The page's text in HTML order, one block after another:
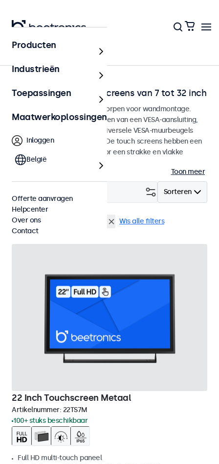
Home
Wandmontage touchscreens van 7 tot 32 inch
Touchscreen monitoren ontworpen voor wandmontage.
Deze touchscreens zijn voorzien van een VESA-aansluiting,
waarmee ze eenvoudig op universele VESA-muurbeugels
kunnen worden gemonteerd. De touch screens hebben een
slanke behuizing die zorgt voor een strakke en vlakke
afwerking. Lees meer.
Toon meer
Sorteren
Wand 22 inch touchscreens Wis alle filters
22 Inch Touchscreen Metaal
Artikelnummer: 22TS7M
100+ stuks beschikbaar
Full HD multi-touch paneel
Producten
Industrieën
Toepassingen
Maatwerkoplossingen
Inloggen
België
Offerte aanvragen
Helpcenter
Over ons
Contact